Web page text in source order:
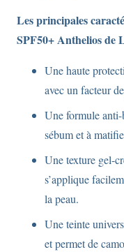
Les principales
SPF50+ Anthelios de
Une haute
avec un facteur
Une formule anti-
sébum et à
Une texture gel-
s’applique
la peau.
Une teinte
et permet de